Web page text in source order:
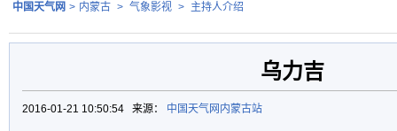
中国天气网 > 内蒙古 > 气象影视 > 主持人介绍
乌力吉
2016-01-21 10:50:54 来源： 中国天气网内蒙古站